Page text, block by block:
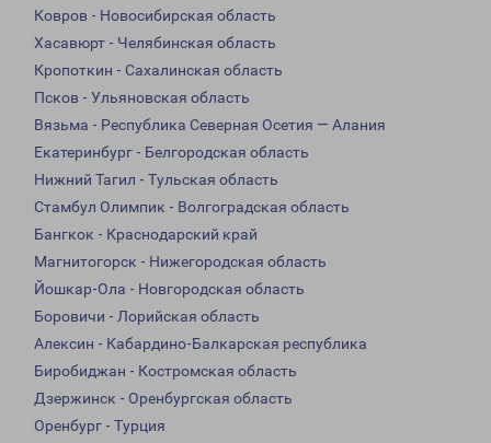
Ковров - Новосибирская область
Хасавюрт - Челябинская область
Кропоткин - Сахалинская область
Псков - Ульяновская область
Вязьма - Республика Северная Осетия — Алания
Екатеринбург - Белгородская область
Нижний Тагил - Тульская область
Стамбул Олимпик - Волгоградская область
Бангкок - Краснодарский край
Магнитогорск - Нижегородская область
Йошкар-Ола - Новгородская область
Боровичи - Лорийская область
Алексин - Кабардино-Балкарская республика
Биробиджан - Костромская область
Дзержинск - Оренбургская область
Оренбург - Турция